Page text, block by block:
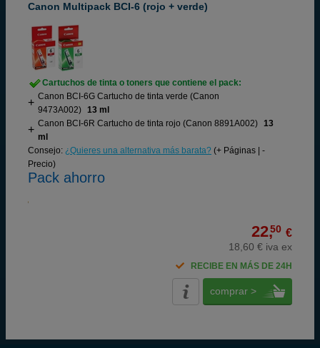
Canon Multipack BCI-6 (rojo + verde)
Cartuchos de tinta o toners que contiene el pack:
Canon BCI-6G Cartucho de tinta verde (Canon
9473A002) 13 ml
Canon BCI-6R Cartucho de tinta rojo (Canon 8891A002) 13
ml
Consejo: ¿Quieres una alternativa más barata? (+ Páginas | -
Precio)
Pack ahorro
22,50 €
18,60 € iva ex
RECIBE EN MÁS DE 24H
comprar >